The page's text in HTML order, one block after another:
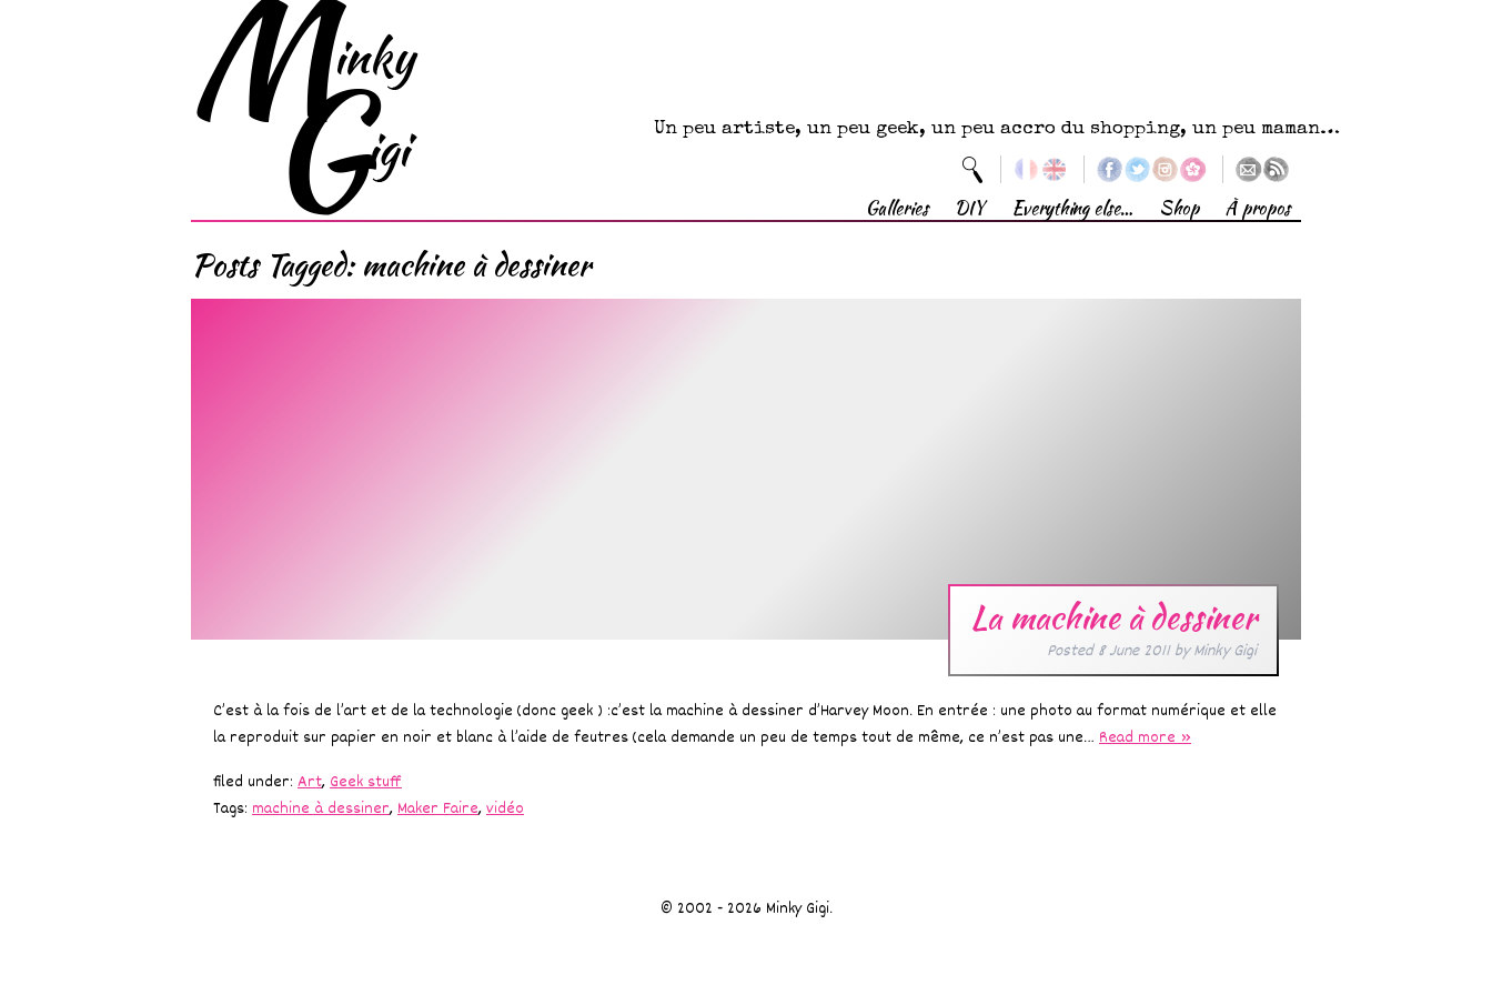
Un peu artiste, un peu geek, un peu accro du shopping, un peu maman…
Galleries DIY Everything else… Shop À propos
Posts Tagged:machine à dessiner
La machine à dessiner
Posted8 June 2011byMinky Gigi
C’est à la fois de l’art et de la technologie (donc geek ) :c’est la machine à dessiner d’Harvey Moon. En entrée : une photo au format numérique et elle
la reproduit sur papier en noir et blanc à l’aide de feutres (cela demande un peu de temps tout de même, ce n’est pas une… Read more »
filed under: Art,Geek stuff
Tags: machine à dessiner,Maker Faire,vidéo
© 2002 - 2026 Minky Gigi.